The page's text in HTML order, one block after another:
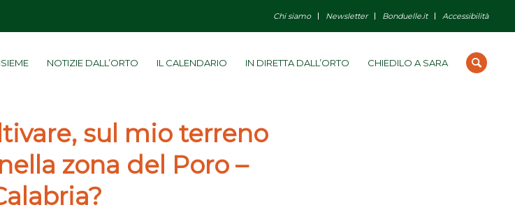
Chi siamo Newsletter Bonduelle.it Accessibilità
NOTIZIE DALL’ORTO IL CALENDARIO IN DIRETTA DALL’ORTO CHIEDILO A SARA
sul mio terreno
zona del Poro –